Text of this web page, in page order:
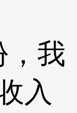
我
入